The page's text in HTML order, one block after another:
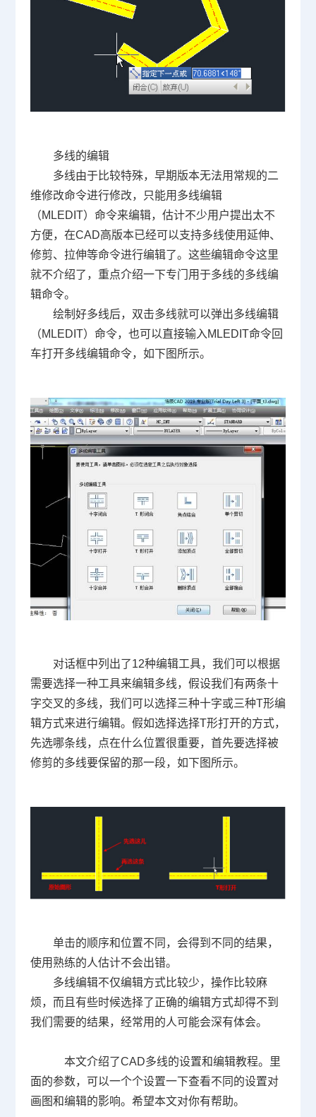
多线的编辑
多线由于比较特殊，早期版本无法用常规的二
维修改命令进行修改，只能用多线编辑
（MLEDIT）命令来编辑，估计不少用户提出太不
方便，在CAD高版本已经可以支持多线使用延伸、
修剪、拉伸等命令进行编辑了。这些编辑命令这里
就不介绍了，重点介绍一下专门用于多线的多线编
辑命令。
绘制好多线后，双击多线就可以弹出多线编辑
（MLEDIT）命令，也可以直接输入MLEDIT命令回
车打开多线编辑命令，如下图所示。
对话框中列出了12种编辑工具，我们可以根据
需要选择一种工具来编辑多线，假设我们有两条十
字交叉的多线，我们可以选择三种十字或三种T形编
辑方式来进行编辑。假如选择选择T形打开的方式，
先选哪条线，点在什么位置很重要，首先要选择被
修剪的多线要保留的那一段，如下图所示。
单击的顺序和位置不同，会得到不同的结果，
使用熟练的人估计不会出错。
多线编辑不仅编辑方式比较少，操作比较麻
烦，而且有些时候选择了正确的编辑方式却得不到
我们需要的结果，经常用的人可能会深有体会。
本文介绍了CAD多线的设置和编辑教程。里
面的参数，可以一个个设置一下查看不同的设置对
画图和编辑的影响。希望本文对你有帮助。